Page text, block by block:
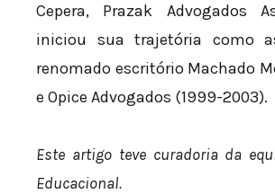
Cepera, Prazak Advogados
iniciou sua trajetória como
renomado escritório Machado
e Opice Advogados (1999-2003).
Este artigo teve curadoria da
Educacional.